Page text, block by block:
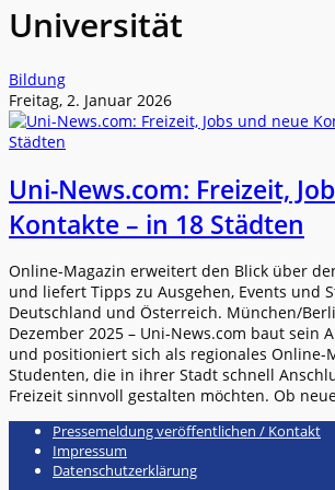
Universität
Bildung
Freitag, 2. Januar 2026
Uni-News.com: Freizeit,
Kontakte – in 18 Städten
Online-Magazin erweitert den Blick über
und liefert Tipps zu Ausgehen, Events und
Deutschland und Österreich. München/
Dezember 2025 – Uni-News.com baut sein
und positioniert sich als regionales Online-
Studenten, die in ihrer Stadt schnell
Freizeit sinnvoll gestalten möchten. Ob
Pressemeldung veröffentlichen / Kontakt
Impressum
Datenschutzerklärung